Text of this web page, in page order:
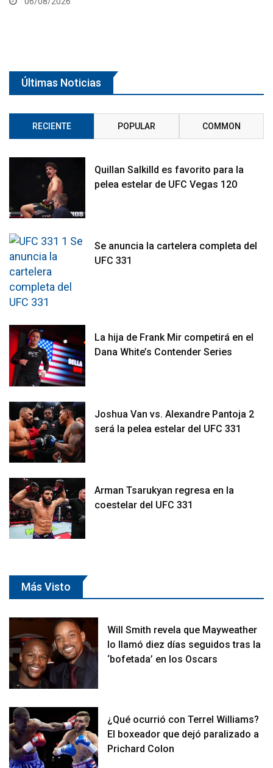
Últimas Noticias
RECIENTE POPULAR COMMON
Quillan Salkilld es favorito para la
pelea estelar de UFC Vegas 120
Se anuncia la cartelera completa del
UFC 331
La hija de Frank Mir competirá en el
Dana White’s Contender Series
Joshua Van vs. Alexandre Pantoja 2
será la pelea estelar del UFC 331
Arman Tsarukyan regresa en la
coestelar del UFC 331
Más Visto
Will Smith revela que Mayweather
lo llamó diez días seguidos tras la
‘bofetada’ en los Oscars
¿Qué ocurrió con Terrel Williams?
El boxeador que dejó paralizado a
Prichard Colon